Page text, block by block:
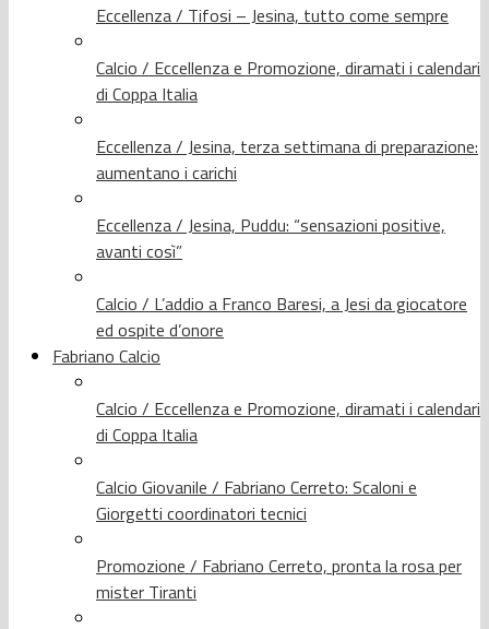
Eccellenza / Tifosi – Jesina, tutto come sempre
Calcio / Eccellenza e Promozione, diramati i calendari
di Coppa Italia
Eccellenza / Jesina, terza settimana di preparazione:
aumentano i carichi
Eccellenza / Jesina, Puddu: “sensazioni positive,
avanti così”
Calcio / L’addio a Franco Baresi, a Jesi da giocatore
ed ospite d’onore
Fabriano Calcio
Calcio / Eccellenza e Promozione, diramati i calendari
di Coppa Italia
Calcio Giovanile / Fabriano Cerreto: Scaloni e
Giorgetti coordinatori tecnici
Promozione / Fabriano Cerreto, pronta la rosa per
mister Tiranti